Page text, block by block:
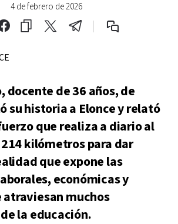
4 de febrero de 2026
docente de 36 años, de
su historia a Elonce y relató
que realiza a diario al
kilómetros para dar
que expone las
económicas y
atraviesan muchos
la educación.